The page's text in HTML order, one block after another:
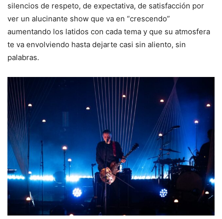
silencios de respeto, de expectativa, de satisfacción por
ver un alucinante show que va en “crescendo”
aumentando los latidos con cada tema y que su atmosfera
te va envolviendo hasta dejarte casi sin aliento, sin
palabras.